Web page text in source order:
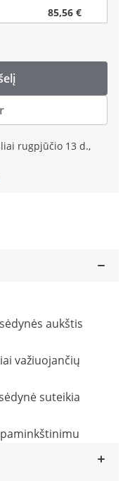
85,56 €
rugpjūčio 13 d.,
aukštis
važiuojančių
suteikia